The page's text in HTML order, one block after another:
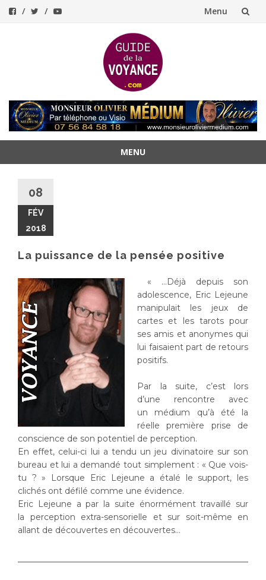
Menu
MENU
contenu08
FÉV
2018
La puissance de la pensée positive
« …Déjà depuis son
adolescence, Eric Lejeune
manipulait les jeux de
cartes et les tarots pour
ses amis et anonymes qui
lui faisaient part de retours
positifs.
Par la suite, c’est lors
d’une rencontre avec
un médium qu’à été la
réelle première prise de
conscience de son potentiel de perception.
En effet, celui-ci lui a tendu un jeu divinatoire sur son
bureau et lui a demandé tout simplement : « Que vois-
tu ? » Lorsque Eric Lejeune a étalé le support, les
clichés ont défilé comme une évidence.
Eric Lejeune a par la suite énormément travaillé sur
la perception extra-sensorielle et sur soit-même en
allant de découvertes en découvertes…